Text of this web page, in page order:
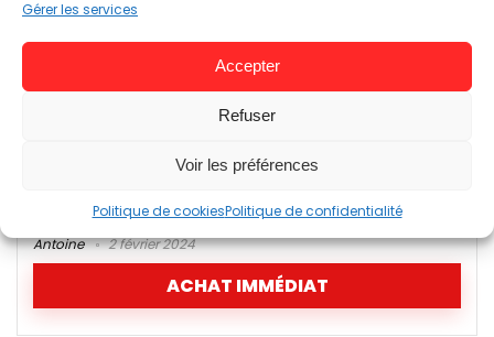
Gérer les services
Accepter
Refuser
Voir les préférences
Politique de cookiesPolitique de confidentialité
TEST Razer Iskur – Chaise
gaming ergonomique
€265,37 €399,99
Razer célèbre marque d'équipements gaming s'est mis
récemment à proposer des chaises gaming haut de gamme
Antoine 2 février 2024
ACHAT IMMÉDIAT